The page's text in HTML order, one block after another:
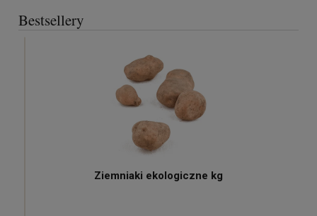
Bestsellery
Ziemniaki ekologiczne kg